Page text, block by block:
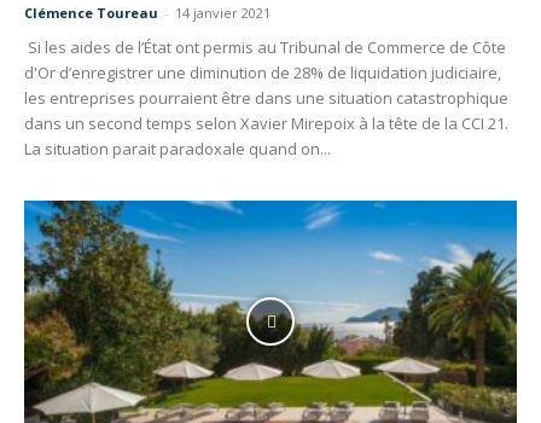
Clémence Toureau - 14 janvier 2021
Si les aides de l’État ont permis au Tribunal de Commerce de Côte
d'Or d’enregistrer une diminution de 28% de liquidation judiciaire,
les entreprises pourraient être dans une situation catastrophique
dans un second temps selon Xavier Mirepoix à la tête de la CCI 21.
La situation parait paradoxale quand on...